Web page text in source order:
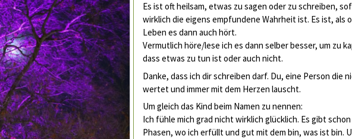
Es ist oft heilsam, etwas zu sagen oder zu schreiben,
wirklich die eigens empfundene Wahrheit ist. Es ist, als
Leben es dann auch hört.
Vermutlich höre/lese ich es dann selber besser, um zu
dass etwas zu tun ist oder auch nicht.
Danke, dass ich dir schreiben darf. Du, eine Person die
wertet und immer mit dem Herzen lauscht.
Um gleich das Kind beim Namen zu nennen:
Ich fühle mich grad nicht wirklich glücklich. Es gibt
Phasen, wo ich erfüllt und gut mit dem bin, was ist bin.